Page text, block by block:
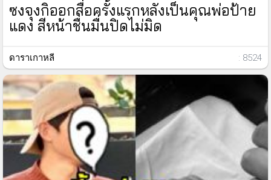
ซงจุงกิออกสื่อครั้งแรกหลังเป็นคุณพ่อป้าย
แดง สีหน้าชื่นมื่นปิดไม่มิด
ดาราเกาหลี : 8524